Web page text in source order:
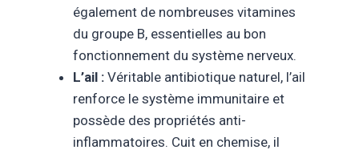
également de nombreuses vitamines
du groupe B, essentielles au bon
fonctionnement du système nerveux.
L’ail : Véritable antibiotique naturel, l’ail
renforce le système immunitaire et
possède des propriétés anti-
inflammatoires. Cuit en chemise, il